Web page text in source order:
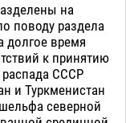
на
поводу раздела
долгое время
к принятию
СССР
и Туркменистан
северной